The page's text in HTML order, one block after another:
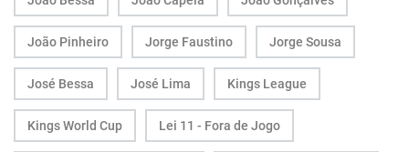
João Pinheiro Jorge Faustino Jorge Sousa
José Bessa José Lima Kings League
Kings World Cup Lei 11 - Fora de Jogo